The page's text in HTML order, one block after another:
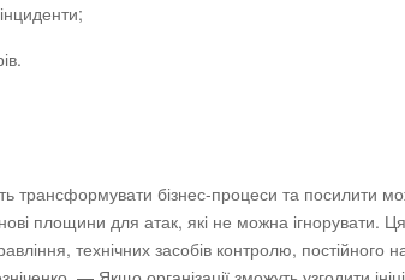
трансформувати бізнес-процеси та посилити
площини для атак, які не можна ігнорувати. Ця
технічних засобів контролю, постійного